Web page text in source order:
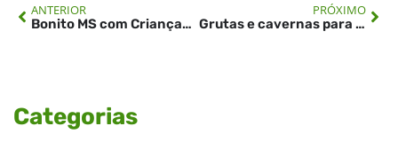
ANTERIOR
Bonito MS com Crianças: dicas essenciais para uma viagem em família
PRÓXIMO
Grutas e cavernas para conhecer quando viajar para Bonito MS
Categorias